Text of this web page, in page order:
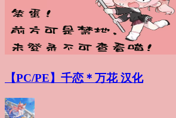
【PC/PE】千恋＊万花 汉化